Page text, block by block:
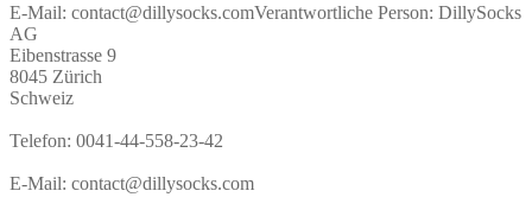
Menge
E-Mail: contact@dillysocks.comVerantwortliche Person: DillySocks
AG
Eibenstrasse 9
8045 Zürich
Schweiz
Telefon: 0041-44-558-23-42
E-Mail: contact@dillysocks.com